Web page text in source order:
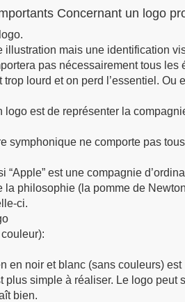
Concernant un logo
mais une identification
pas nécessairement tous les
lourd et on perd l’essentiel. Ou
logo est de représenter la
symphonique ne comporte pas
“Apple” est une compagnie
philosophie (la pomme de
ci.
en noir et blanc (sans couleurs) est
simple à réaliser. Le logo peut
bien.